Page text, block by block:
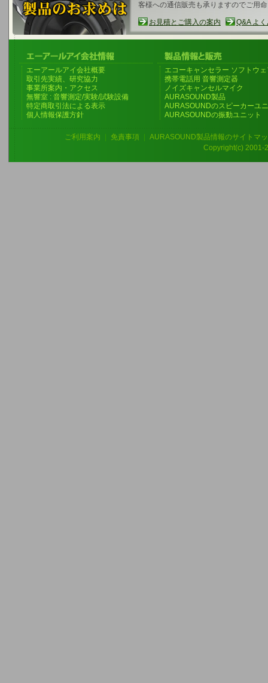
客様への通信販売も承りますのでご用
お見積とご購入の案内 Q&A よ
エーアールアイ会社概要
取引先実績、研究協力
事業所案内・アクセス
無響室 : 音響測定/実験/試験設備
特定商取引法による表示
個人情報保護方針
エコーキャンセラー ソフトウ
携帯電話用 音響測定器
ノイズキャンセルマイク
AURASOUND製品
AURASOUNDのスピーカーユ
AURASOUNDの振動ユニット
ご利用案内 免責事項
AURASOUND製品情報のサイトマ
Copyright(c) 2001-